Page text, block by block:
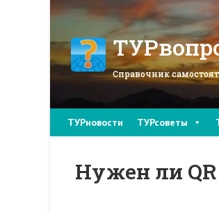
Справочник
ТУРновости ТУРсоветы
Нужен ли